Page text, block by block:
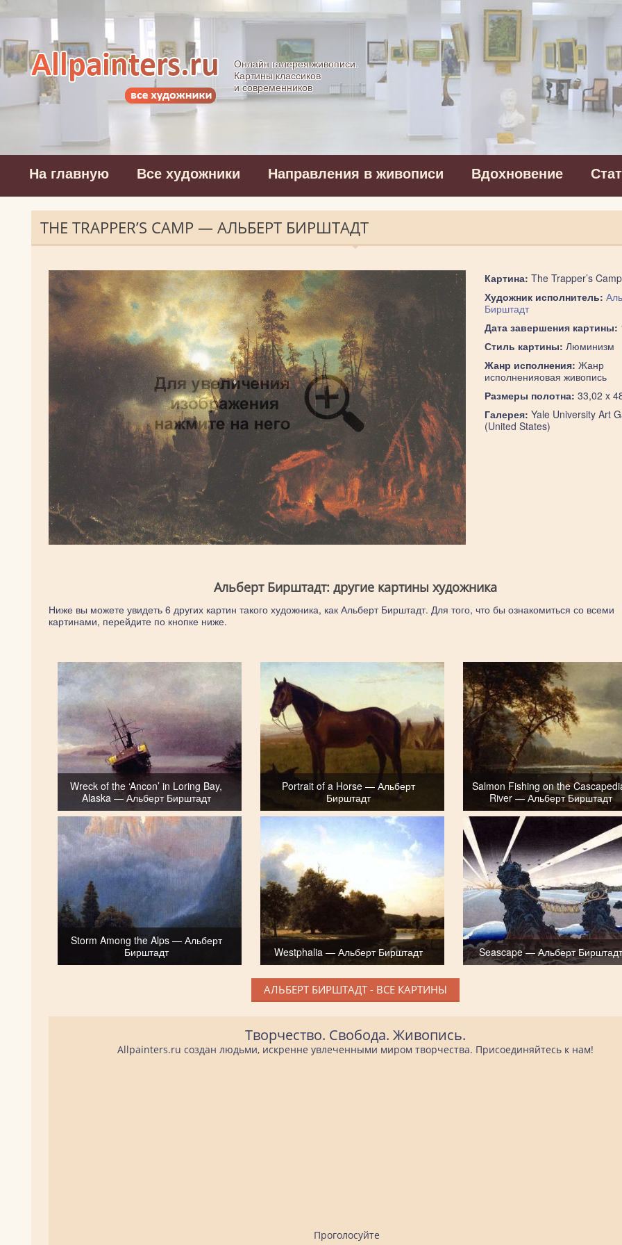
Allpainters.ru - картинная галерея
Онлайн галерея живописи.
Картины классиков
и современников
На главную Все художники Направления в живописи Вдохновение
THE TRAPPER’S CAMP — АЛЬБЕРТ БИРШТАДТ
Картина: The Trapper’s Camp
Художник исполнитель:
Бирштадт
Дата завершения картины:
Стиль картины: Люминизм
Жанр исполнения: Жанр
исполненияовая живопись
Размеры полотна: 33,02 x
Галерея: Yale University Art
(United States)
Альберт Бирштадт: другие картины художника
Ниже вы можете увидеть 6 других картин такого художника, как Альберт Бирштадт. Для того, что бы ознакомиться со всеми
картинами, перейдите по кнопке ниже.
Wreck of the ‘Ancon’ in Loring Bay,
Alaska — Альберт Бирштадт
Portrait of a Horse — Альберт
Бирштадт
Salmon Fishing on the
River — Альберт Бирштадт
Storm Among the Alps — Альберт
Бирштадт
Westphalia — Альберт Бирштадт Seascape — Альберт
АЛЬБЕРТ БИРШТАДТ - ВСЕ КАРТИНЫ
Творчество. Свобода. Живопись.
Allpainters.ru создан людьми, искренне увлеченными миром творчества. Присоединяйтесь к нам!
Проголосуйте